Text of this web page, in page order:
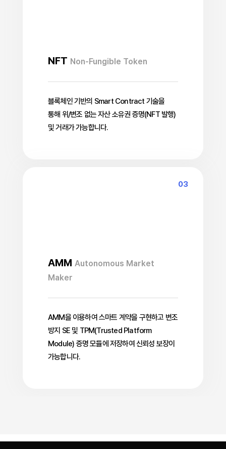
NFT Non-Fungible Token
블록체인 기반의 Smart Contract 기술을
통해 위/변조 없는 자산 소유권 증명(NFT 발행)
및 거래가 가능합니다.
AMM Autonomous Market
Maker
AMM을 이용하여 스마트 계약을 구현하고 변조
방지 SE 및 TPM(Trusted Platform
Module) 증명 모듈에 저장하여 신뢰성 보장이
가능합니다.